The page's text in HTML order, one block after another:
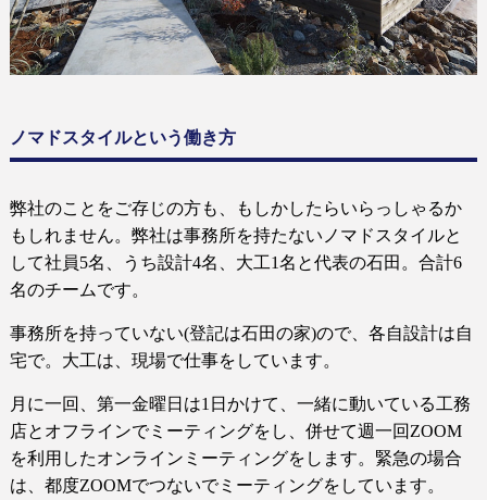
ノマドスタイルという働き方
弊社のことをご存じの方も、もしかしたらいらっしゃるか
もしれません。弊社は事務所を持たないノマドスタイルと
して社員5名、うち設計4名、大工1名と代表の石田。合計6
名のチームです。
事務所を持っていない(登記は石田の家)ので、各自設計は自
宅で。大工は、現場で仕事をしています。
月に一回、第一金曜日は1 日かけて、一緒に動いている工務
店とオフラインでミーティングをし、併せて週一回ZOOM
を利用したオンラインミーティングをします。緊急の場合
は、都度ZOOMでつないでミーティングをしています。